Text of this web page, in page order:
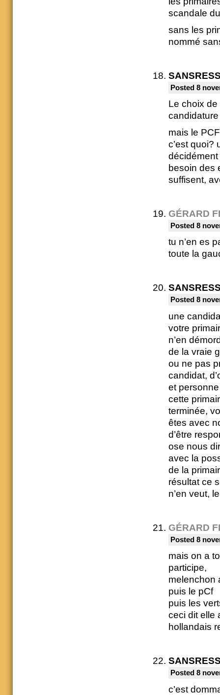
scandale
sans les
nommé
Posted 8
Le choix de
candidature
mais le
c’est quoi?
besoin des
suffisent,
GÉRARD
Posted 8
tu n’en es
toute la
Posted 8
une
votre
n’en
de la vraie
ou ne pas
candidat,
et
cette
terminée,
êtes avec
d’être
ose nous
avec la
de la
résultat ce
n’en veut,
GÉRARD
Posted 8
mais on a
participe,
melenchon
puis le pCf
puis les
ceci dit elle
hollandais
Posted 8
c’est